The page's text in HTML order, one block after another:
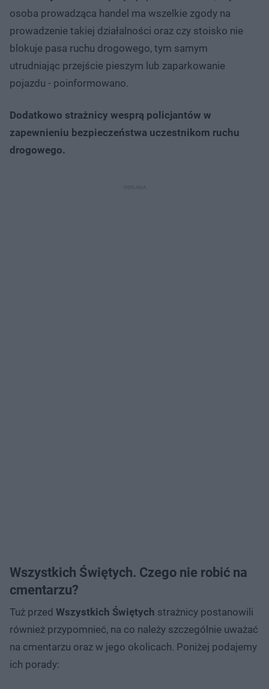
osoba prowadząca handel ma wszelkie zgody na
prowadzenie takiej działalności oraz czy stoisko nie
blokuje pasa ruchu drogowego, tym samym
utrudniając przejście pieszym lub zaparkowanie
pojazdu - poinformowano.
Dodatkowo strażnicy wesprą policjantów w
zapewnieniu bezpieczeństwa uczestnikom ruchu
drogowego.
Wszystkich Świętych. Czego nie robić na
cmentarzu?
Tuż przed Wszystkich Świętych strażnicy postanowili
również przypomnieć, na co należy szczególnie uważać
na cmentarzu oraz w jego okolicach. Poniżej podajemy
ich porady: